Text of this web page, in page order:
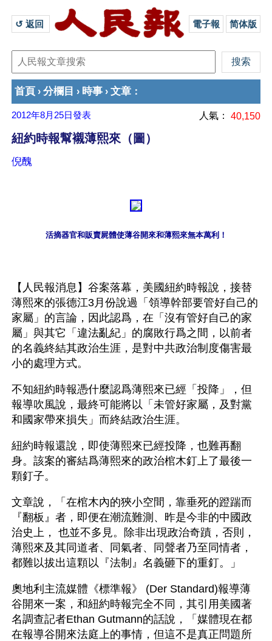
↺ 返回 電子報 简体版
首頁 › 分欄目 › 時事 › 文章 ：
2012年8月25日發表 人氣： 40,150
紐約時報幫襯薄熙來（圖）
倪醜
活摘器官和販賣屍體使薄谷開來和薄熙來無本萬利！
【人民報消息】谷案落幕，美國紐約時報說，接替
薄熙來的張德江3月份說過「領導幹部要管好自己的
家屬」的言論，因此認爲，在「沒有管好自己的家
屬」與其它「違法亂紀」的腐敗行爲之間，以前者
的名義終結其政治生涯，是對中共政治制度傷害最
小的處理方式。
不知紐約時報憑什麼認爲薄熙來已經「投降」，但
報導吹風說，最終可能將以「未管好家屬，及對黨
和國家帶來損失」而終結政治生涯。
紐約時報還說，即使薄熙來已經投降，也難再翻
身。該案的審結爲薄熙來的政治棺木釘上了最後一
顆釘子。
文章說，「在棺木內的狹小空間，靠垂死的蹬踹而
『翻板』者，即便在潮流難測、昨是今非的中國政
治史上， 也並不多見。除非出現政治奇蹟，否則，
薄熙來及其同道者、同氣者、同聲者乃至同情者，
都難以拔出這顆以『法制』名義砸下的重釘。」
奧地利主流媒體《標準報》 (Der Standard)報導薄
谷開來一案，和紐約時報完全不同，其引用美國著
名調查記者Ethan Gutmann的話說，「媒體現在都
在報導谷開來法庭上的事情，但這不是真正問題所